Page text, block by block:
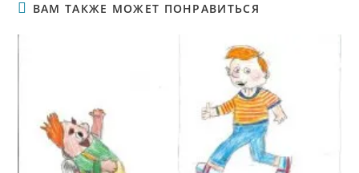
ВАМ ТАКЖЕ МОЖЕТ ПОНРАВИТЬСЯ